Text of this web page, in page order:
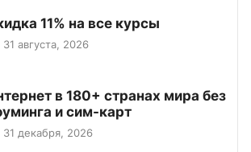
11% на все курсы
августа, 2026
в 180+ странах мира без
и сим-карт
декабря, 2026